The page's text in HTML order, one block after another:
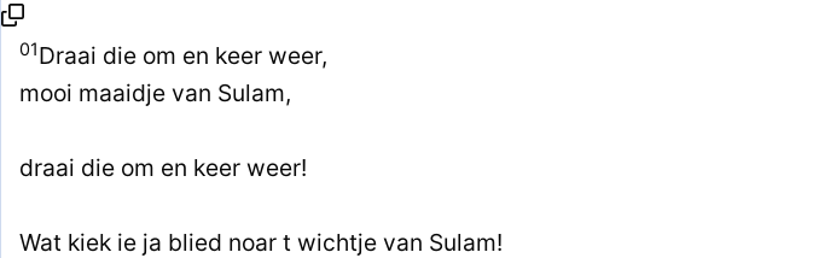
01Draai die om en keer weer,
mooi maaidje van Sulam,
draai die om en keer weer!
Wat kiek ie ja blied noar t wichtje van Sulam!